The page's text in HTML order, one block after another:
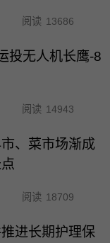
阅读 13686
投无人机长鹰-8
阅读 14943
、菜市场渐成
阅读 18709
进长期护理保